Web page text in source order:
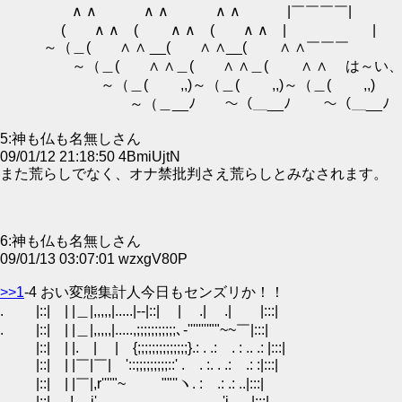
∧ ∧ ∧ ∧ ∧ ∧ |￣￣￣￣|
( ∧ ∧ ( ∧ ∧ ( ∧ ∧ | |
～（＿( ∧ ∧ __( ∧ ∧__( ∧ ∧￣￣￣
～（＿( ∧ ∧＿( ∧ ∧＿( ∧ ∧ は～い、先
～（＿( ,,)～（＿( ,,)～（＿( ,,)
～（＿__ﾉ ～（＿__ﾉ ～（＿__ﾉ
5:神も仏も名無しさん
09/01/12 21:18:50 4BmiUjtN
また荒らしでなく、オナ禁批判さえ荒らしとみなされます。
6:神も仏も名無しさん
09/01/13 03:07:01 wzxgV80P
>>1-4 おい変態集計人今日もセンズリか！！
. |::| | |＿|,,,,,|.....|--|::| | .| .| |:::|
. |::| | |＿|,,,,,|.....,;;;;;;;;;;;､‐''''''''""~~￣|:::|
|::| | |. | | {;;;;;;;;;;;;;;}.: . .: . : .. .: |:::|
|::| | |￣|￣| '::;;;;;;;;;::' . . :. . .: .: :|:::|
|::| | |￣|,r''''"~ ""''ヽ. : .: .: ..|:::|